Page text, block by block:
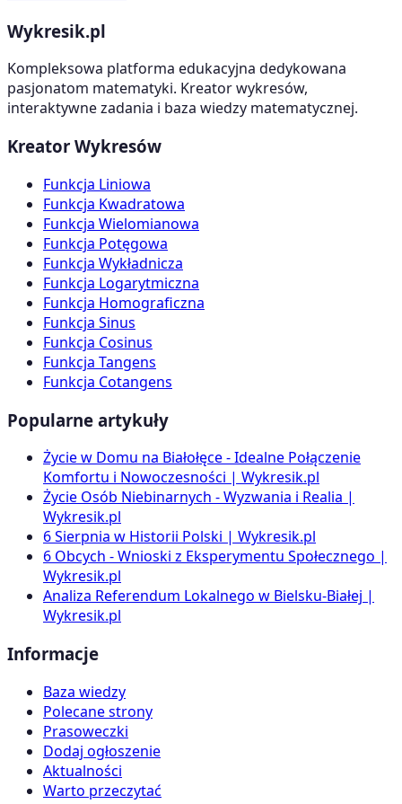
Wykresik.pl
Kompleksowa platforma edukacyjna dedykowana
pasjonatom matematyki. Kreator wykresów,
interaktywne zadania i baza wiedzy matematycznej.
Kreator Wykresów
Funkcja Liniowa
Funkcja Kwadratowa
Funkcja Wielomianowa
Funkcja Potęgowa
Funkcja Wykładnicza
Funkcja Logarytmiczna
Funkcja Homograficzna
Funkcja Sinus
Funkcja Cosinus
Funkcja Tangens
Funkcja Cotangens
Popularne artykuły
Życie w Domu na Białołęce - Idealne Połączenie
Komfortu i Nowoczesności | Wykresik.pl
Życie Osób Niebinarnych - Wyzwania i Realia |
Wykresik.pl
6 Sierpnia w Historii Polski | Wykresik.pl
6 Obcych - Wnioski z Eksperymentu Społecznego |
Wykresik.pl
Analiza Referendum Lokalnego w Bielsku-Białej |
Wykresik.pl
Informacje
Baza wiedzy
Polecane strony
Prasoweczki
Dodaj ogłoszenie
Aktualności
Warto przeczytać